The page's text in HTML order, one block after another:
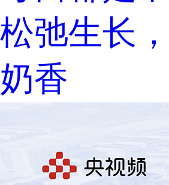
松弛生长
奶香